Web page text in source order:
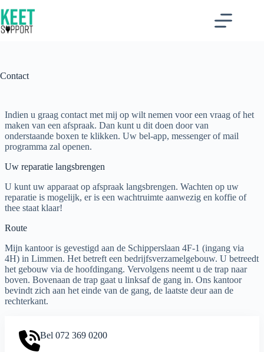
naar
de
inhoud
Contact
Indien u graag contact met mij op wilt nemen voor een vraag of het
maken van een afspraak. Dan kunt u dit doen door van
onderstaande boxen te klikken. Uw bel-app, messenger of mail
programma zal openen.
Uw reparatie langsbrengen
U kunt uw apparaat op afspraak langsbrengen. Wachten op uw
reparatie is mogelijk, er is een wachtruimte aanwezig en koffie of
thee staat klaar!
Route
Mijn kantoor is gevestigd aan de Schipperslaan 4F-1 (ingang via
4H) in Limmen. Het betreft een bedrijfsverzamelgebouw. U betreedt
het gebouw via de hoofdingang. Vervolgens neemt u de trap naar
boven. Bovenaan de trap gaat u linksaf de gang in. Ons kantoor
bevindt zich aan het einde van de gang, de laatste deur aan de
rechterkant.
Bel 072 369 0200